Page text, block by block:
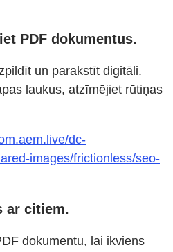
PDF dokumentus.
un parakstīt digitāli.
laukus, atzīmējiet rūtiņas
dc-
images/frictionless/seo-
ar citiem.
dokumentu, lai ikviens